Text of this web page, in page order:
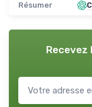
Résumer
Recevez